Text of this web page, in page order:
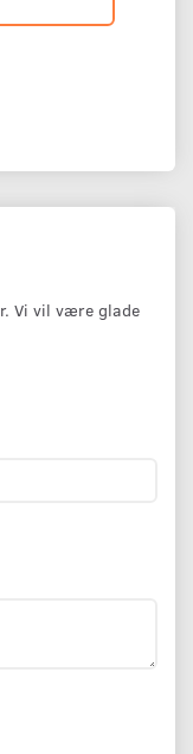
Vi vil være glade